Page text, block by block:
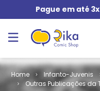
Pague em até
Infanto-Juvenis
Outras Publicações da